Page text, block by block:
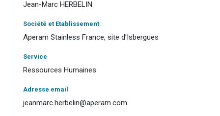
Jean-Marc HERBELIN
Société et Etablissement
Aperam Stainless France, site d'Isbergues
Service
Ressources Humaines
Adresse email
jeanmarc.herbelin@aperam.com